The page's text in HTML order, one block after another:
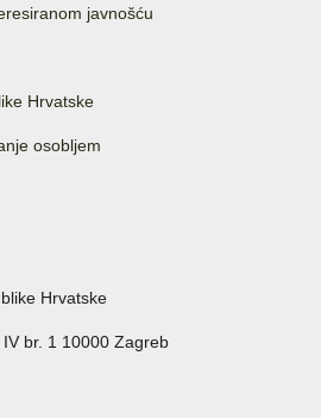
javnošću
Hrvatske
osobljem
Hrvatske
br. 1 10000 Zagreb